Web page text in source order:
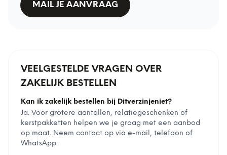
MAIL JE AANVRAAG
VEELGESTELDE VRAGEN OVER
ZAKELIJK BESTELLEN
Kan ik zakelijk bestellen bij Ditverzinjeniet?
Ja. Voor grotere aantallen, relatiegeschenken of
kerstpakketten helpen we je graag met een aanbod
op maat. Neem contact op via e-mail, telefoon of
WhatsApp.